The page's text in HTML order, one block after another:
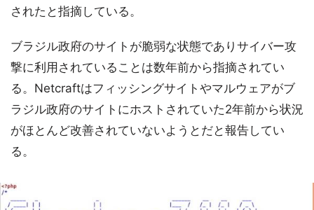
されたと指摘している。
ブラジル政府のサイトが脆弱な状態でありサイバー攻
撃に利用されていることは数年前から指摘されてい
る。Netcraftはフィッシングサイトやマルウェアがブ
ラジル政府のサイトにホストされていた2年前から状況
がほとんど改善されていないようとだと報告してい
る。